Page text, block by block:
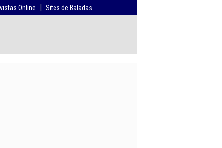
Online | Sites de Baladas